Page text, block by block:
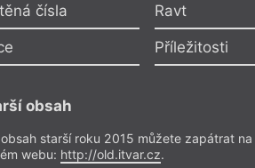
vidím
čísla Ravt
Příležitosti
obsah
starší roku 2015 můžete zapátrat na
webu: http://old.itvar.cz.